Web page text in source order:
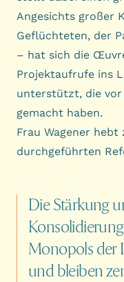
Angesichts großer
Geflüchteten, der
– hat sich die
Projektaufrufe ins
unterstützt, die vor
gemacht haben.
Frau Wagener
durchgeführten
DieStärkung
Konsolidierung
Monopols der
und bleiben